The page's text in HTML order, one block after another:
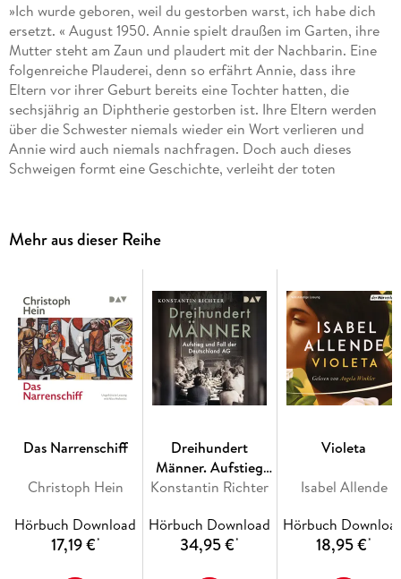
»Ich wurde geboren, weil du gestorben warst, ich habe dich
ersetzt. « August 1950. Annie spielt draußen im Garten, ihre
Mutter steht am Zaun und plaudert mit der Nachbarin. Eine
folgenreiche Plauderei, denn so erfährt Annie, dass ihre
Eltern vor ihrer Geburt bereits eine Tochter hatten, die
sechsjährig an Diphtherie gestorben ist. Ihre Eltern werden
über die Schwester niemals wieder ein Wort verlieren und
Annie wird auch niemals nachfragen. Doch auch dieses
Schweigen formt eine Geschichte, verleiht der toten
Schwester.
Mehr aus dieser Reihe
Das Narrenschiff
Christoph Hein
Hörbuch Download
17,19 €*
Dreihundert
Männer. Aufstieg
und Fall der
Konstantin Richter
Hörbuch Download
34,95 €*
Violeta
Isabel Allende
Hörbuch
18,95 €*